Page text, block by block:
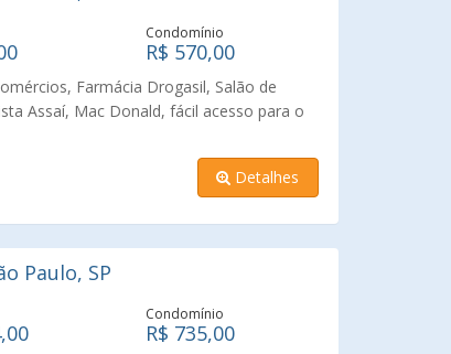
Condomínio
R$ 570,00
Farmácia Drogasil, Salão de
Assaí, Mac Donald, fácil acesso para o
Tavares!!!!
Detalhes
Paulo, SP
Condomínio
R$ 735,00